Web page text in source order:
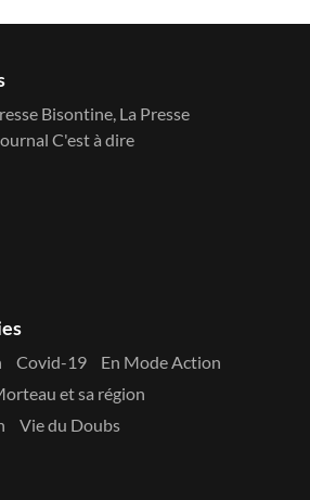
Bisontine, La Presse
C'est à dire
Covid-19
En Mode Action
et sa région
Vie du Doubs